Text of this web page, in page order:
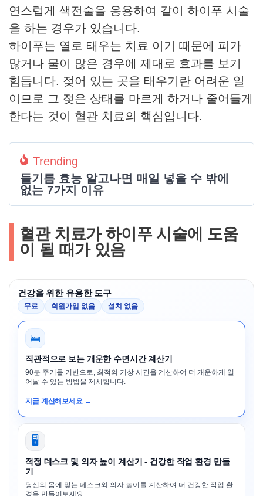
연스럽게 색전술을 응용하여 같이 하이푸 시술
을 하는 경우가 있습니다.
하이푸는 열로 태우는 치료 이기 때문에 피가
많거나 물이 많은 경우에 제대로 효과를 보기
힘듭니다. 젖어 있는 곳을 태우기란 어려운 일
이므로 그 젖은 상태를 마르게 하거나 줄어들게
한다는 것이 혈관 치료의 핵심입니다.
Trending
들기름 효능 알고나면 매일 넣을 수 밖에
없는 7가지 이유
혈관 치료가 하이푸 시술에 도움
이 될 때가 있음
건강을 위한 유용한 도구
무료 회원가입 없음 설치 없음
🛌
직관적으로 보는 개운한 수면시간 계산기
90분 주기를 기반으로, 최적의 기상 시간을 계산하여 더 개운하게 일
어날 수 있는 방법을 제시합니다.
지금 계산해보세요 →
🖥️
적정 데스크 및 의자 높이 계산기 - 건강한 작업 환경 만들
기
당신의 몸에 맞는 데스크와 의자 높이를 계산하여 더 건강한 작업 환
경을 만들어보세요.